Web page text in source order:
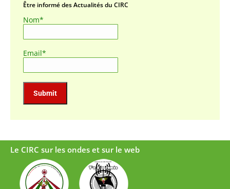
Être informé des Actualités du CIRC
Nom*
Email*
Le CIRC sur les ondes et sur le web